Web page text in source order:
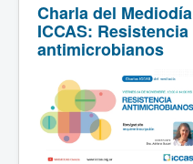
Charla del Mediodía
ICCAS: Resistencia
antimicrobianos